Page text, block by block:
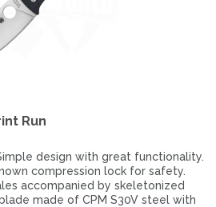
Run
design with great functionality.
compression lock for safety.
accompanied by skeletonized
made of CPM S30V steel with